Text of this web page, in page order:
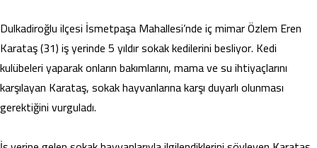
Dulkadiroğlu ilçesi İsmetpaşa Mahallesi’nde iç mimar Özlem Eren
Karataş (31) iş yerinde 5 yıldır sokak kedilerini besliyor. Kedi
kulübeleri yaparak onların bakımlarını, mama ve su ihtiyaçlarını
karşılayan Karataş, sokak hayvanlarına karşı duyarlı olunması
gerektiğini vurguladı.